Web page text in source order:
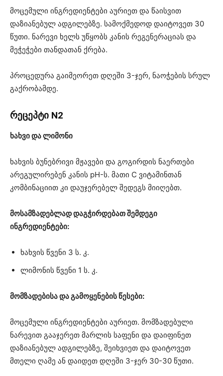
მოცემული ინგრედიენტები აურიეთ და წაისვით
დაზიანებულ ადგილებზე. სამოქმედოდ დაიტოვეთ 30
წუთი. ნარევი ხელს უწყობს კანის რეგენერაციას და
მეჭეჭები თანდათან ქრება.
პროცედურა გაიმეორეთ დღეში 3-ჯერ, ნაოჭების სრულ
გაქრობამდე.
რეცეპტი N2
ხახვი და ლიმონი
ხახვის ბუნებრივი მჟავები და გოგირდის ნაერთები
არეგულირებენ კანის pH-ს. მათი C ვიტამინთან
კომბინაციით კი დაუჯერებელ შედეგს მიიღებთ.
მოსამზადებლად დაგჭირდებათ შემდეგი
ინგრედიენტები:
ხახვის წვენი 3 ს. კ.
ლიმონის წვენი 1 ს. კ.
მომზადებისა და გამოყენების წესები:
მოცემული ინგრედიენტები აურიეთ. მომზადებული
ნარევით გააჯერეთ მარლის საფენი და დაიფინეთ
დაზიანებულ ადგილებზე, შეიხვიეთ და დაიტოვეთ
მთელი ღამე ან დაიდეთ დღეში 3-ჯერ 30-30 წუთი.